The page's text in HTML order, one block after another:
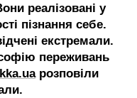
реалізовані у
пізнання себе.
екстремали.
переживань
розповіли